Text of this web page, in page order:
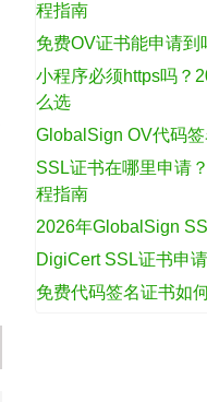
程指南
免费OV证书能申请到
小程序必须https吗？
么选
GlobalSign OV代码
SSL证书在哪里申请
程指南
2026年GlobalSign
DigiCert SSL证书申
免费代码签名证书如